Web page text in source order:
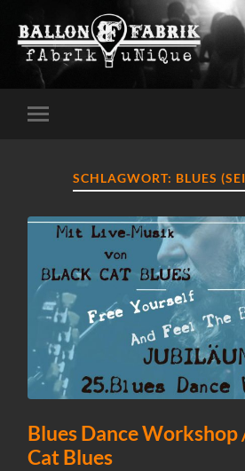
Mobile-
SCHLAGWORT: BLUES
Blues Dance Workshop
Cat Blues